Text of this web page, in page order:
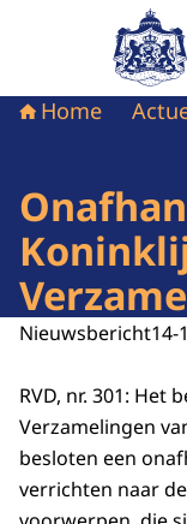
Naar
Home
Nieuwsbericht14-
RVD, nr. 301: Het
Verzamelingen
besloten een
verrichten naar